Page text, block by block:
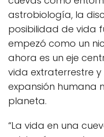
astrobiología, la
posibilidad de vida
empezó como un
ahora es un eje
vida extraterrestre
expansión humana
planeta.
“La vida en una